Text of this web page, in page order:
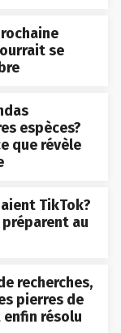
se
espèces?
que révèle
TikTok?
au
recherches,
pierres de
résolu